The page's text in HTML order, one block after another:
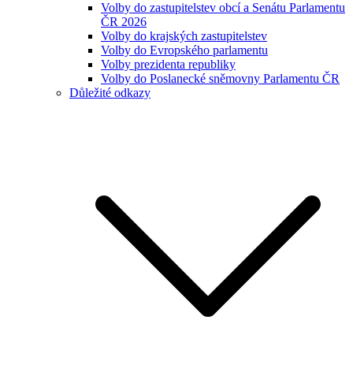
Volby do zastupitelstev obcí a Senátu Parlamentu
ČR 2026
Volby do krajských zastupitelstev
Volby do Evropského parlamentu
Volby prezidenta republiky
Volby do Poslanecké sněmovny Parlamentu ČR
Důležité odkazy